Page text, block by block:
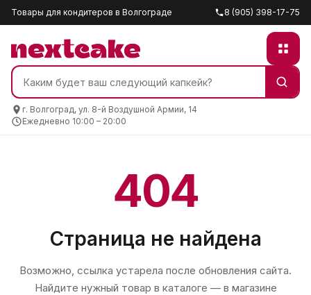
Товары для кондитеров в Волгограде 8 (905) 398-17-75
г. Волгоград, ул. 8-й Воздушной Армии, 14
Ежедневно 10:00 – 20:00
404
Страница не найдена
Возможно, ссылка устарела после обновления сайта.
Найдите нужный товар в каталоге — в магазине